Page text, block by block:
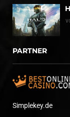
PARTNER
Simplekey.de